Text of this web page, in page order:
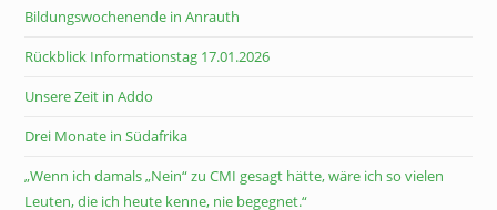
Bildungswochenende in Anrauth
Rückblick Informationstag 17.01.2026
Unsere Zeit in Addo
Drei Monate in Südafrika
„Wenn ich damals „Nein“ zu CMI gesagt hätte, wäre ich so vielen
Leuten, die ich heute kenne, nie begegnet.“